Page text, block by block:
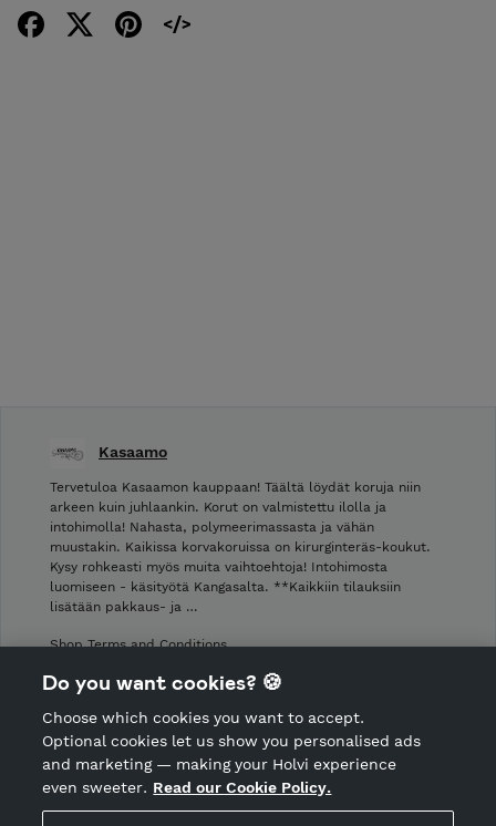
Hosted by Holvi
Kasaamo
Tervetuloa Kasaamon kauppaan! Täältä löydät koruja niin
arkeen kuin juhlaankin. Korut on valmistettu ilolla ja
intohimolla! Nahasta, polymeerimassasta ja vähän
muustakin. Kaikissa korvakoruissa on kirurginteräs-koukut.
Kysy rohkeasti myös muita vaihtoehtoja! Intohimosta
luomiseen - käsityötä Kangasalta. **Kaikkiin tilauksiin
lisätään pakkaus- ja …
Shop Terms and Conditions
Cancellation policy
CANCEL ORDER
Do you want cookies? 🍪
Choose which cookies you want to accept.
Optional cookies let us show you personalised ads
and marketing — making your Holvi experience
even sweeter. Read our Cookie Policy.